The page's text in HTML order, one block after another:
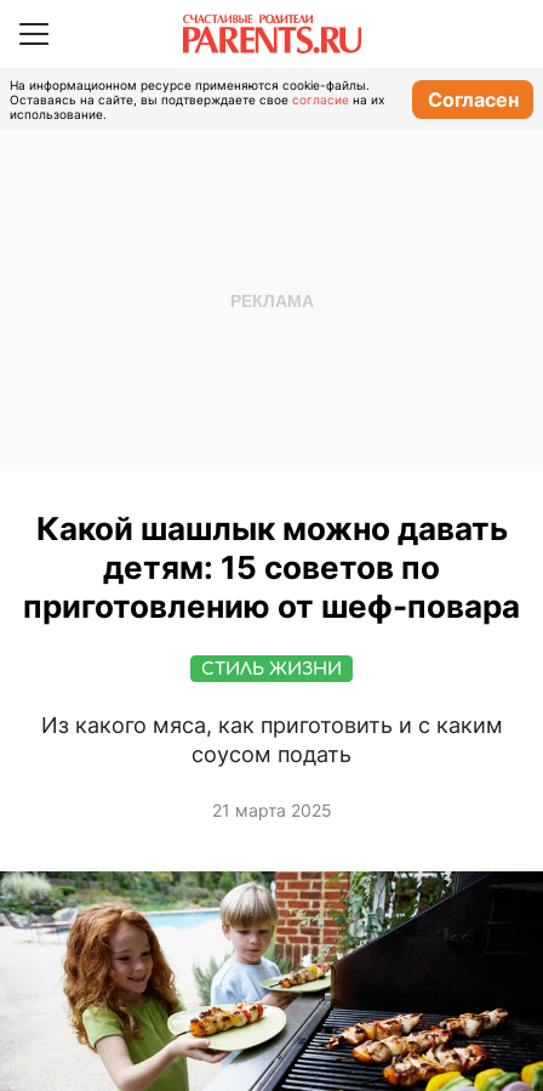
На информационном ресурсе применяются cookie-файлы.
Оставаясь на сайте, вы подтверждаете свое согласие на их
использование.
Согласен
Какой шашлык можно давать
детям: 15 советов по
приготовлению от шеф-повара
СТИЛЬ ЖИЗНИ
Из какого мяса, как приготовить и с каким
соусом подать
21 марта 2025